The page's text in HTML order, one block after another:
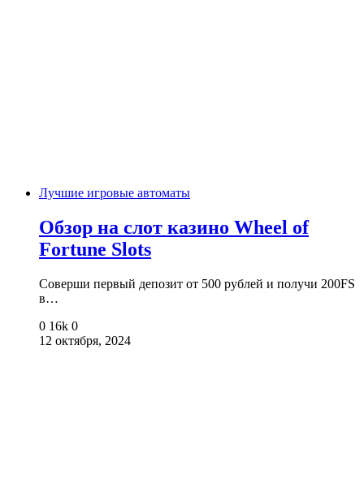
Лучшие игровые автоматы
Обзор на слот казино Wheel of
Fortune Slots
Соверши первый депозит от 500 рублей и получи 200FS
в…
0 16k 0
12 октября, 2024